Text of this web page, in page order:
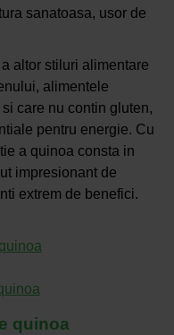
sanatoasa, usor de
altor stiluri alimentare
alimentele
care nu contin gluten,
pentru energie. Cu
a quinoa consta in
impresionant de
extrem de benefici.
quinoa